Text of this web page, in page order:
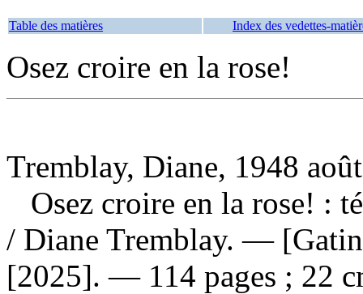
Table des matières Index des vedettes-
Osez croire en la rose!
Tremblay, Diane, 1948
Osez croire en la rose! :
/ Diane Tremblay. —
[2025]. — 114 pages ; 22